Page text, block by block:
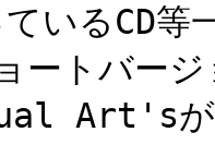
いるCD等
ートバージ